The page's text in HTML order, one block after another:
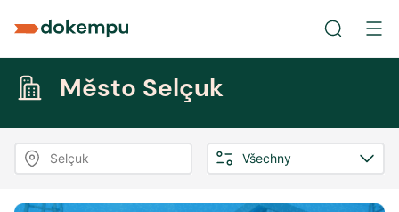
Město Selçuk
Selçuk Všechny